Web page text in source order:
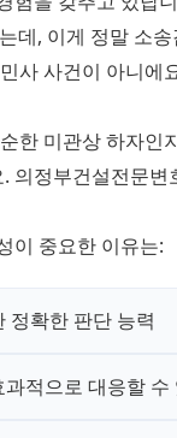
데, 이게 정말 소
사 사건이 아니에
한 미관상 하자
의정부건설전문
이 중요한 이유는:
정확한 판단 능력
적으로 대응할 수